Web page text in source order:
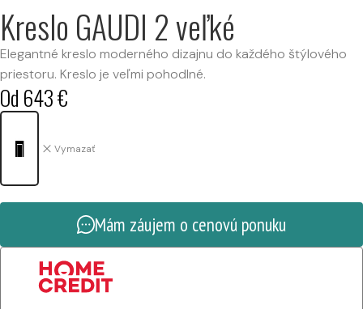
Kreslo GAUDI 2 veľké
Elegantné kreslo moderného dizajnu do každého štýlového
priestoru. Kreslo je veľmi pohodlné.
Od 643€
Vymazať
Mám záujem o cenovú ponuku